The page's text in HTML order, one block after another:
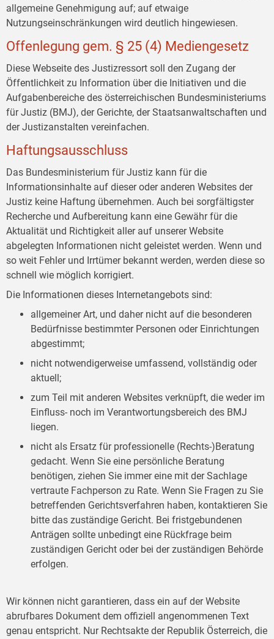
allgemeine Genehmigung auf; auf etwaige
Nutzungseinschränkungen wird deutlich hingewiesen.
Offenlegung gem. § 25 (4) Mediengesetz
Diese Webseite des Justizressort soll den Zugang der
Öffentlichkeit zu Information über die Initiativen und die
Aufgabenbereiche des österreichischen Bundesministeriums
für Justiz (BMJ), der Gerichte, der Staatsanwaltschaften und
der Justizanstalten vereinfachen.
Haftungsausschluss
Das Bundesministerium für Justiz kann für die
Informationsinhalte auf dieser oder anderen Websites der
Justiz keine Haftung übernehmen. Auch bei sorgfältigster
Recherche und Aufbereitung kann eine Gewähr für die
Aktualität und Richtigkeit aller auf unserer Website
abgelegten Informationen nicht geleistet werden. Wenn und
so weit Fehler und Irrtümer bekannt werden, werden diese so
schnell wie möglich korrigiert.
Die Informationen dieses Internetangebots sind:
allgemeiner Art, und daher nicht auf die besonderen
Bedürfnisse bestimmter Personen oder Einrichtungen
abgestimmt;
nicht notwendigerweise umfassend, vollständig oder
aktuell;
zum Teil mit anderen Websites verknüpft, die weder im
Einfluss- noch im Verantwortungsbereich des BMJ
liegen.
nicht als Ersatz für professionelle (Rechts-)Beratung
gedacht. Wenn Sie eine persönliche Beratung
benötigen, ziehen Sie immer eine mit der Sachlage
vertraute Fachperson zu Rate. Wenn Sie Fragen zu Sie
betreffenden Gerichtsverfahren haben, kontaktieren Sie
bitte das zuständige Gericht. Bei fristgebundenen
Anträgen sollte unbedingt eine Rückfrage beim
zuständigen Gericht oder bei der zuständigen Behörde
erfolgen.
Wir können nicht garantieren, dass ein auf der Website
abrufbares Dokument dem offiziell angenommenen Text
genau entspricht. Nur Rechtsakte der Republik Österreich, die